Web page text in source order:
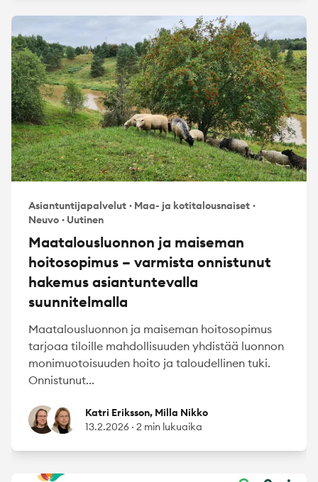
Asiantuntijapalvelut · Maa- ja kotitalousnaiset ·
Neuvo · Uutinen
Maatalousluonnon ja maiseman
hoitosopimus – varmista onnistunut
hakemus asiantuntevalla
suunnitelmalla
Maatalousluonnon ja maiseman hoitosopimus
tarjoaa tiloille mahdollisuuden yhdistää luonnon
monimuotoisuuden hoito ja taloudellinen tuki.
Onnistunut...
Katri Eriksson
Milla NikkoKatri Eriksson, Milla Nikko
13.2.2026 · 2 min lukuaika